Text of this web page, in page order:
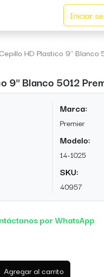
Iniciar
Cepillo HD Plastico 9" Blanco
9" Blanco 5012
Marca:
Premier
Modelo:
14-1025
SKU:
40957
por WhatsApp
Agregar al carrito